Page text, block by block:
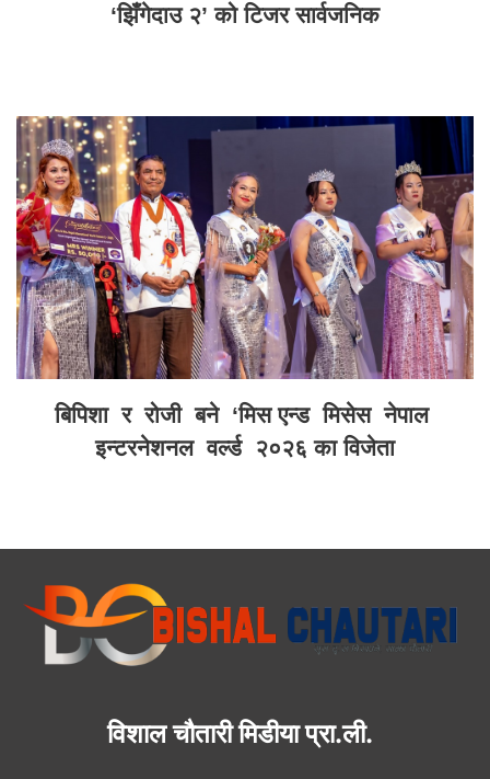
‘झिँगेदाउ २’ को टिजर सार्वजनिक
बिपिशा र रोजी बने ‘मिस एन्ड मिसेस नेपाल
इन्टरनेशनल वर्ल्ड २०२६ का विजेता
विशाल चौतारी मिडीया प्रा.ली.